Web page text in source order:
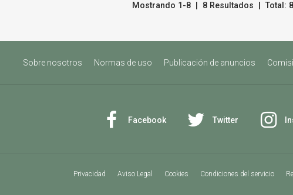
Mostrando 1-8 | 8 Resultados | Total: 8
Sobre nosotros Normas de uso Publicación de anuncios
Facebook Twitter
Privacidad Aviso Legal Cookies Condiciones del servicio